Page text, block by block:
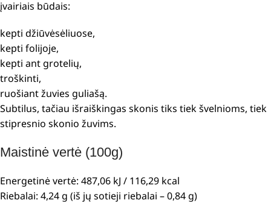
įvairiais būdais:
kepti džiūvėsėliuose,
kepti folijoje,
kepti ant grotelių,
troškinti,
ruošiant žuvies guliašą.
Subtilus, tačiau išraiškingas skonis tiks tiek švelnioms, tiek
stipresnio skonio žuvims.
Maistinė vertė (100g)
Energetinė vertė: 487,06 kJ / 116,29 kcal
Riebalai: 4,24 g (iš jų sotieji riebalai – 0,84 g)